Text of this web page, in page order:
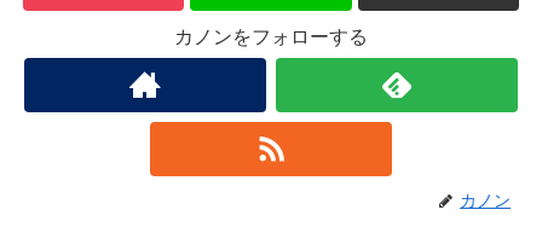
カノンをフォローする
カノン